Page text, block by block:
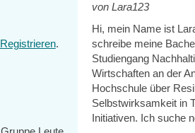
Registrieren.
von Lara123
Hi, mein Name ist
schreibe meine
Studiengang
Wirtschaften an der
Hochschule über
Selbstwirksamkeit in
Initiativen. Ich suche